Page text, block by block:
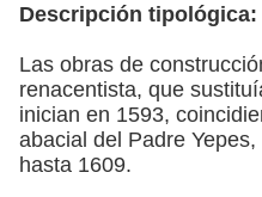
Descripción tipológica:
Las obras de
renacentista, que
inician en 1593,
abacial del Padre
hasta 1609.